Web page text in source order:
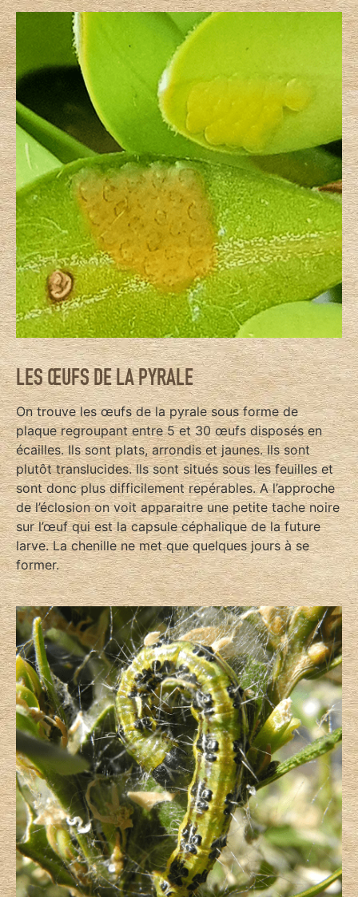
LES ŒUFS DE LA PYRALE
On trouve les œufs de la pyrale sous forme de
plaque regroupant entre 5 et 30 œufs disposés en
écailles. Ils sont plats, arrondis et jaunes. Ils sont
plutôt translucides. Ils sont situés sous les feuilles et
sont donc plus difficilement repérables. A l’approche
de l’éclosion on voit apparaitre une petite tache noire
sur l’œuf qui est la capsule céphalique de la future
larve. La chenille ne met que quelques jours à se
former.